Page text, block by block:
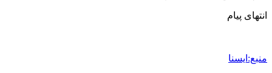
انتهای پیام
منبع:ایسنا